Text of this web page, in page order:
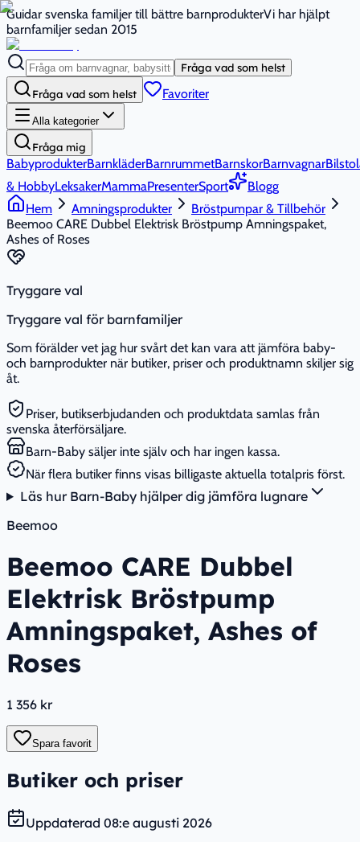
Guidar svenska familjer till bättre barnprodukterVi har hjälpt
barnfamiljer sedan 2015
Fråga vad som helst
Fråga vad som helst Favoriter
Alla kategorier
Fråga mig
BabyprodukterBarnkläderBarnrummetBarnskorBarnvagnar
& HobbyLeksakerMammaPresenterSport
Blogg
Hem
Amningsprodukter
Bröstpumpar & Tillbehör
Beemoo CARE Dubbel Elektrisk Bröstpump Amningspaket,
Ashes of Roses
Tryggare val
Tryggare val för barnfamiljer
Som förälder vet jag hur svårt det kan vara att jämföra baby-
och barnprodukter när butiker, priser och produktnamn skiljer sig
åt.
Priser, butikserbjudanden och produktdata samlas från
svenska återförsäljare.
Barn-Baby säljer inte själv och har ingen kassa.
När flera butiker finns visas billigaste aktuella totalpris först.
Läs hur Barn-Baby hjälper dig jämföra lugnare
Beemoo
Beemoo CARE Dubbel
Elektrisk Bröstpump
Amningspaket, Ashes of
Roses
1 356 kr
Spara favorit
Butiker och priser
Uppdaterad 08:e augusti 2026